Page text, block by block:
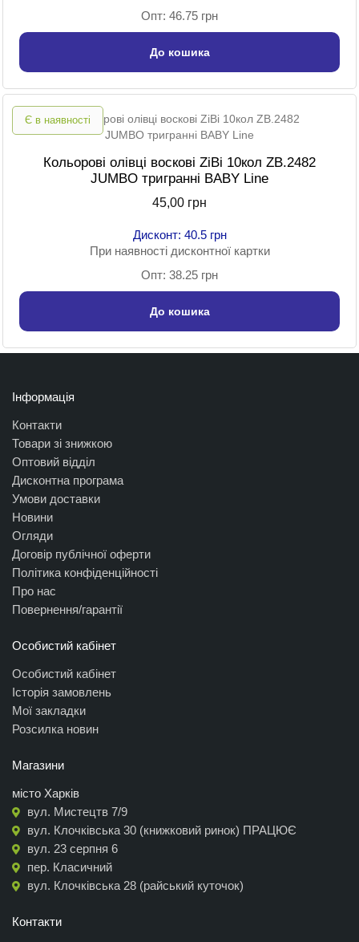
Опт: 46.75 грн
До кошика
Є в наявності
Кольорові олівці воскові ZiBi 10кол ZB.2482
JUMBO тригранні BABY Line
45,00 грн
Дисконт: 40.5 грн
При наявності дисконтної картки
Опт: 38.25 грн
До кошика
Інформація
Контакти
Товари зі знижкою
Оптовий відділ
Дисконтна програма
Умови доставки
Новини
Огляди
Договір публічної оферти
Політика конфіденційності
Про нас
Повернення/гарантії
Особистий кабінет
Особистий кабінет
Історія замовлень
Мої закладки
Розсилка новин
Магазини
місто Харків
вул. Мистецтв 7/9
вул. Клочківська 30 (книжковий ринок) ПРАЦЮЄ
вул. 23 серпня 6
пер. Класичний
вул. Клочківська 28 (райський куточок)
Контакти